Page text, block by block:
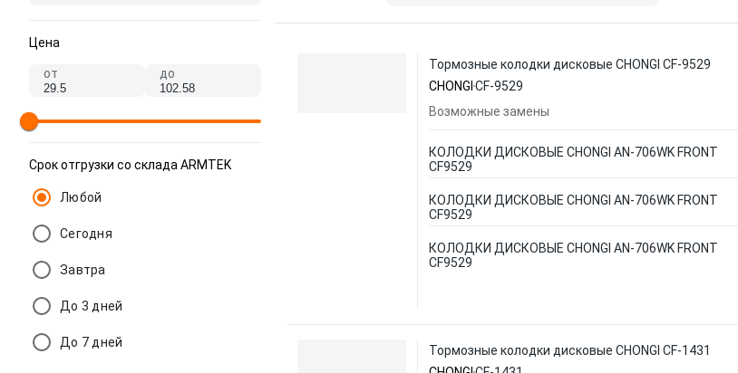
Цена
от до
Срок отгрузки со склада ARMTEK
Любой
Сегодня
Завтра
До 3 дней
До 7 дней
Тормозные колодки дисковые CHONGI CF-9529
CHONGI CF-9529
Возможные замены
КОЛОДКИ ДИСКОВЫЕ CHONGI AN-706WK FRONT
CF9529
КОЛОДКИ ДИСКОВЫЕ CHONGI AN-706WK FRONT
CF9529
КОЛОДКИ ДИСКОВЫЕ CHONGI AN-706WK FRONT
CF9529
Тормозные колодки дисковые CHONGI CF-1431